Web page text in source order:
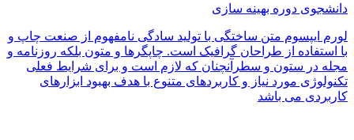
دانشجوی دوره بهینه سازی
لورم ایپسوم متن ساختگی با تولید سادگی نامفهوم از صنعت چاپ و
با استفاده از طراحان گرافیک است. چاپگرها و متون بلکه روزنامه و
مجله در ستون و سطرآنچنان که لازم است و برای شرایط فعلی
تکنولوژی مورد نیاز و کاربردهای متنوع با هدف بهبود ابزارهای
کاربردی می باشد